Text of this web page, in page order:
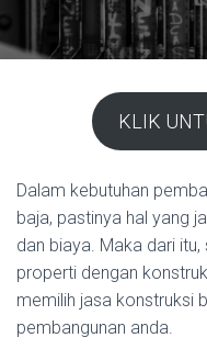
KLIK
Dalam kebutuhan
baja, pastinya hal yang
dan biaya. Maka dari
properti dengan
memilih jasa konstruksi
pembangunan anda.